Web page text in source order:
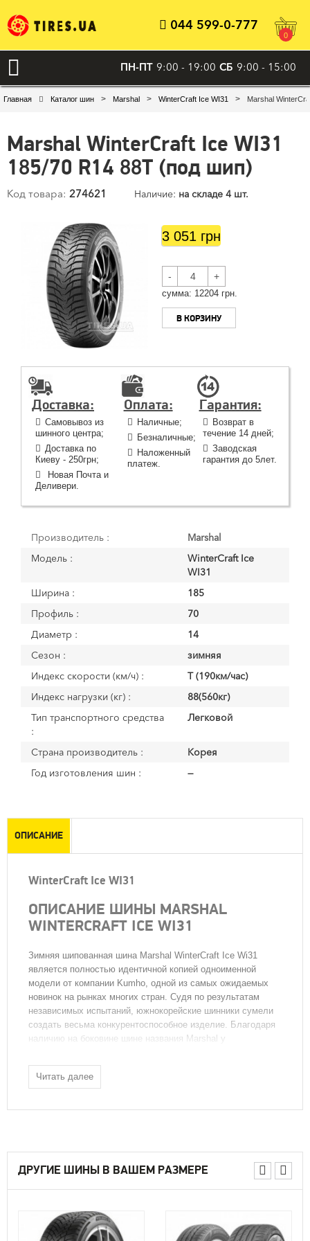
044 599-0-777
0
ПН-ПТ 9:00 - 19:00 СБ 9:00 - 15:00
Главная Каталог шин > Marshal > WinterCraft Ice WI31 > Marshal
Marshal WinterCraft Ice WI31
185/70 R14 88T (под шип)
Код товара: 274621 Наличие: на складе 4 шт.
3 051 грн
- +
cумма: 12204 грн.
В КОРЗИНУ
Доставка:
Самовывоз из
шинного центра;
Доставка по
Киеву - 250грн;
Новая Почта и
Деливери.
Оплата:
Наличные;
Безналичные;
Наложенный
платеж.
Гарантия:
Возврат в
течение 14 дней;
Заводская
гарантия до 5лет.
Производитель :
Marshal
Модель :
WinterCraft Ice
WI31
Ширина :
185
Профиль :
70
Диаметр :
14
Сезон :
зимняя
Индекс скорости (км/ч) :
T (190км/час)
Индекс нагрузки (кг) :
88(560кг)
Тип транспортного средства
:
Легковой
Страна производитель :
Корея
Год изготовления шин :
—
ОПИСАНИЕ
WinterCraft Ice WI31
ОПИСАНИЕ ШИНЫ MARSHAL
WINTERCRAFT ICE WI31
Зимняя шипованная шина Marshal WinterCraft Ice Wi31
является полностью идентичной копией одноименной
модели от компании Kumho, одной из самых ожидаемых
новинок на рынках многих стран. Судя по результатам
независимых испытаний, южнокорейские шинники сумели
создать весьма конкурентоспособное изделие. Благодаря
наличию на боковине шине названия Marshal у
приобрести его по более привлекательной стоимости.
Технология AIMC
состав, но и технологию его производства, получившую
название AIMC (Artifical Intelligence Mixing Control). Суть
стабильности и надежности сцепных свойств.
Honeycomb 3D Sipe
Читать далее
ДРУГИЕ ШИНЫ В ВАШЕМ РАЗМЕРЕ